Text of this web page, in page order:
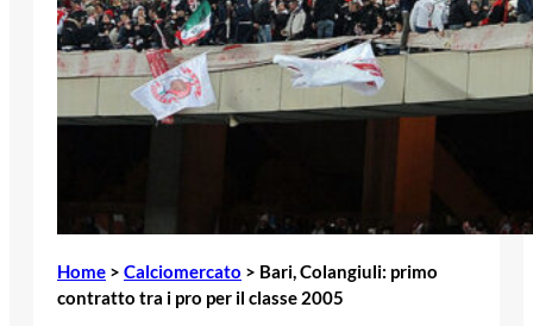
Home > Calciomercato > Bari, Colangiuli: primo
contratto tra i pro per il classe 2005